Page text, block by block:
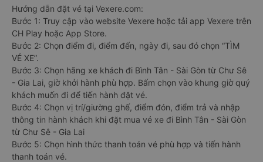
Hướng dẫn đặt vé tại Vexere.com:
Bước 1: Truy cập vào website Vexere hoặc tải app Vexere trên
CH Play hoặc App Store.
Bước 2: Chọn điểm đi, điểm đến, ngày đi, sau đó chọn “TÌM
VÉ XE”.
Bước 3: Chọn hãng xe khách đi Bình Tân - Sài Gòn từ Chư Sê
- Gia Lai, giờ khởi hành phù hợp. Bấm chọn vào khung giờ quý
khách muốn đi để tiến hành đặt vé.
Bước 4: Chọn vị trí/giường ghế, điểm đón, điểm trả và nhập
thông tin hành khách khi đặt mua vé xe đi Bình Tân - Sài Gòn
từ Chư Sê - Gia Lai
Bước 5: Chọn hình thức thanh toán vé phù hợp và tiến hành
thanh toán vé.